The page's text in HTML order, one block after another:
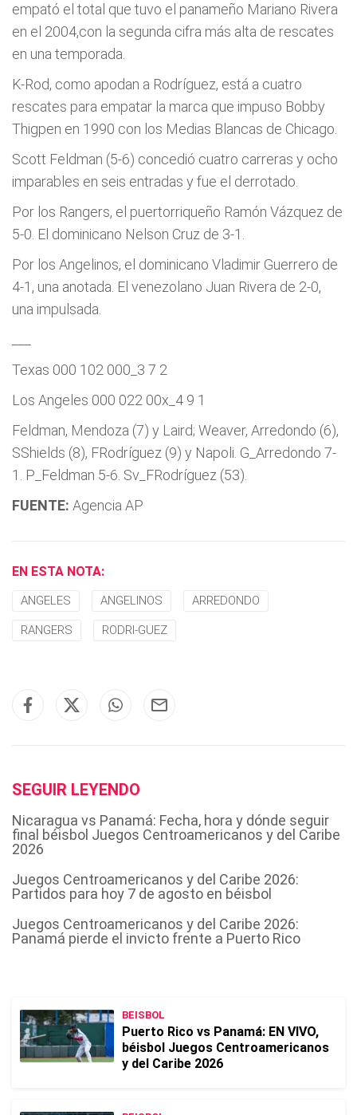
empató el total que tuvo el panameño Mariano Rivera
en el 2004,con la segunda cifra más alta de rescates
en una temporada.
K-Rod, como apodan a Rodrí­guez, está a cuatro
rescates para empatar la marca que impuso Bobby
Thigpen en 1990 con los Medias Blancas de Chicago.
Scott Feldman (5-6) concedió cuatro carreras y ocho
imparables en seis entradas y fue el derrotado.
Por los Rangers, el puertorriqueño Ramón Vázquez de
5-0. El dominicano Nelson Cruz de 3-1.
Por los Angelinos, el dominicano Vladimir Guerrero de
4-1, una anotada. El venezolano Juan Rivera de 2-0,
una impulsada.
Texas 000 102 000_3 7 2
Los Angeles 000 022 00x_4 9 1
Feldman, Mendoza (7) y Laird; Weaver, Arredondo (6),
SShields (8), FRodrí­guez (9) y Napoli. G_Arredondo 7-
1. P_Feldman 5-6. Sv_FRodrí­guez (53).
FUENTE: Agencia AP
EN ESTA NOTA:
ANGELES ANGELINOS ARREDONDO
RANGERS RODRI-GUEZ
SEGUIR LEYENDO
Nicaragua vs Panamá: Fecha, hora y dónde seguir
final béisbol Juegos Centroamericanos y del Caribe
2026
Juegos Centroamericanos y del Caribe 2026:
Partidos para hoy 7 de agosto en béisbol
Juegos Centroamericanos y del Caribe 2026:
Panamá pierde el invicto frente a Puerto Rico
BEISBOL
Puerto Rico vs Panamá: EN VIVO,
béisbol Juegos Centroamericanos
y del Caribe 2026